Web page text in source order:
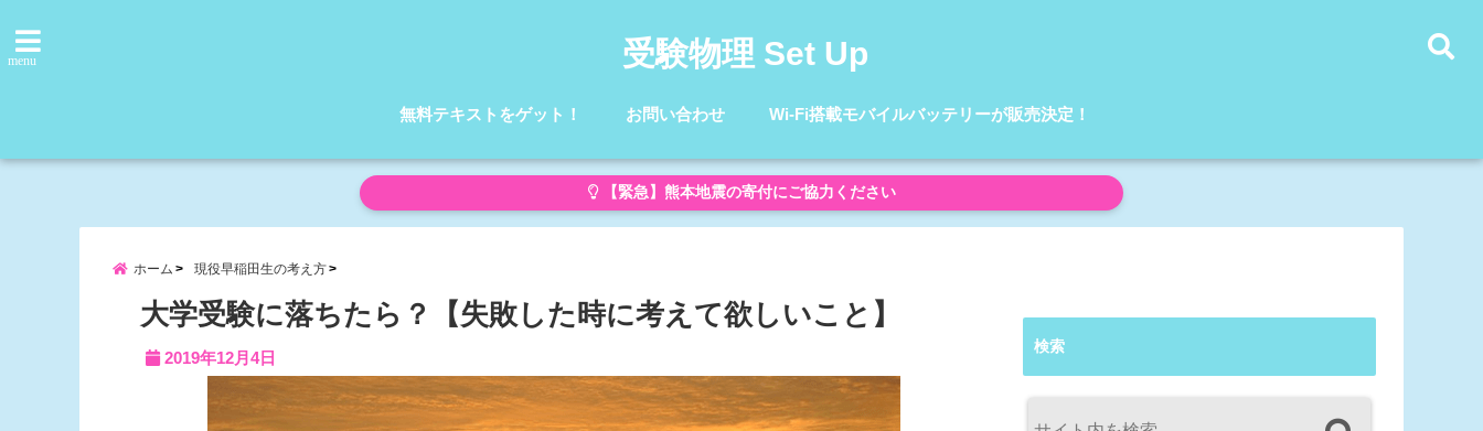
menu 受験物理 Set Up
無料テキストをゲット！ お問い合わせ Wi-Fi搭載モバイルバッテリーが販売決定！
【緊急】熊本地震の寄付にご協力ください
ホーム 現役早稲田生の考え方
大学受験に落ちたら？【失敗した時に考えて欲しいこと】
2019年12月4日
検索